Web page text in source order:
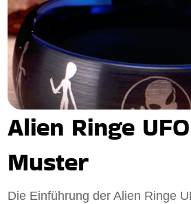
Alien Ringe
Muster
Die Einführung der Alien Ringe